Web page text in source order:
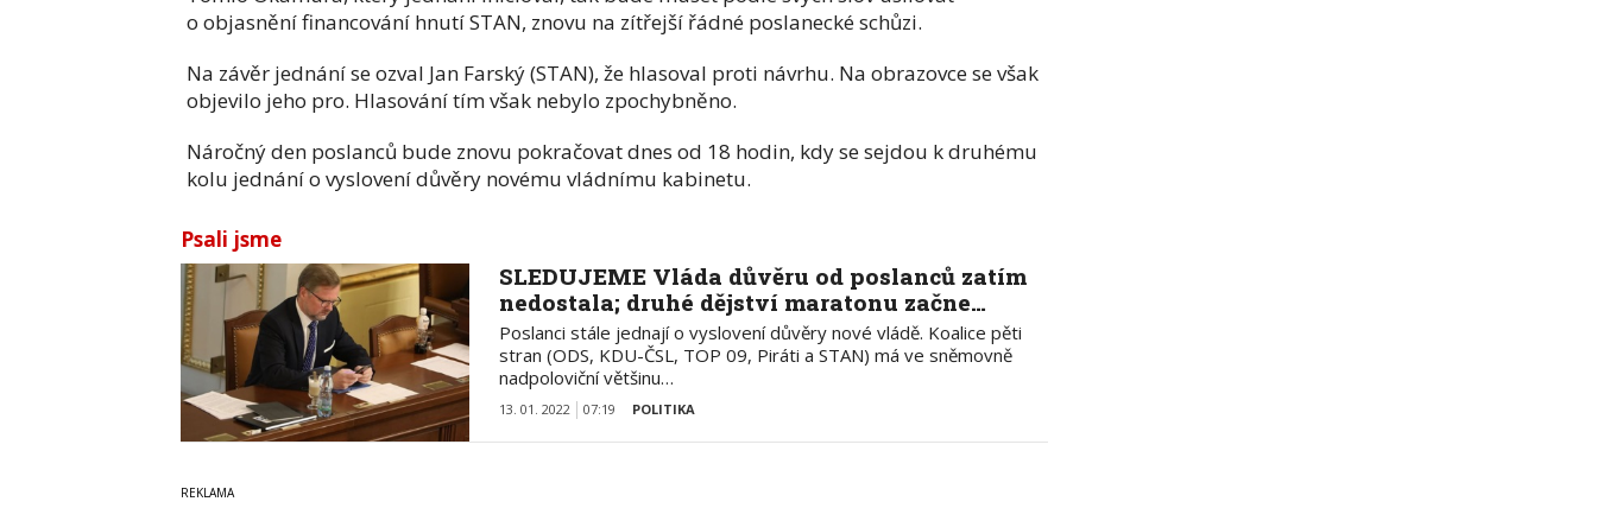
o objasnění financování hnutí STAN, znovu na zítřejší řádné poslanecké schůzi.
Na závěr jednání se ozval Jan Farský (STAN), že hlasoval proti návrhu. Na obrazovce se však
objevilo jeho pro. Hlasování tím však nebylo zpochybněno.
Náročný den poslanců bude znovu pokračovat dnes od 18 hodin, kdy se sejdou k druhému
kolu jednání o vyslovení důvěry novému vládnímu kabinetu.
Psali jsme
SLEDUJEME Vláda důvěru od poslanců zatím
nedostala; druhé dějství maratonu začne…
Poslanci stále jednají o vyslovení důvěry nové vládě. Koalice pěti
stran (ODS, KDU-ČSL, TOP 09, Piráti a STAN) má ve sněmovně
nadpoloviční většinu…
13. 01. 2022 07:19 POLITIKA